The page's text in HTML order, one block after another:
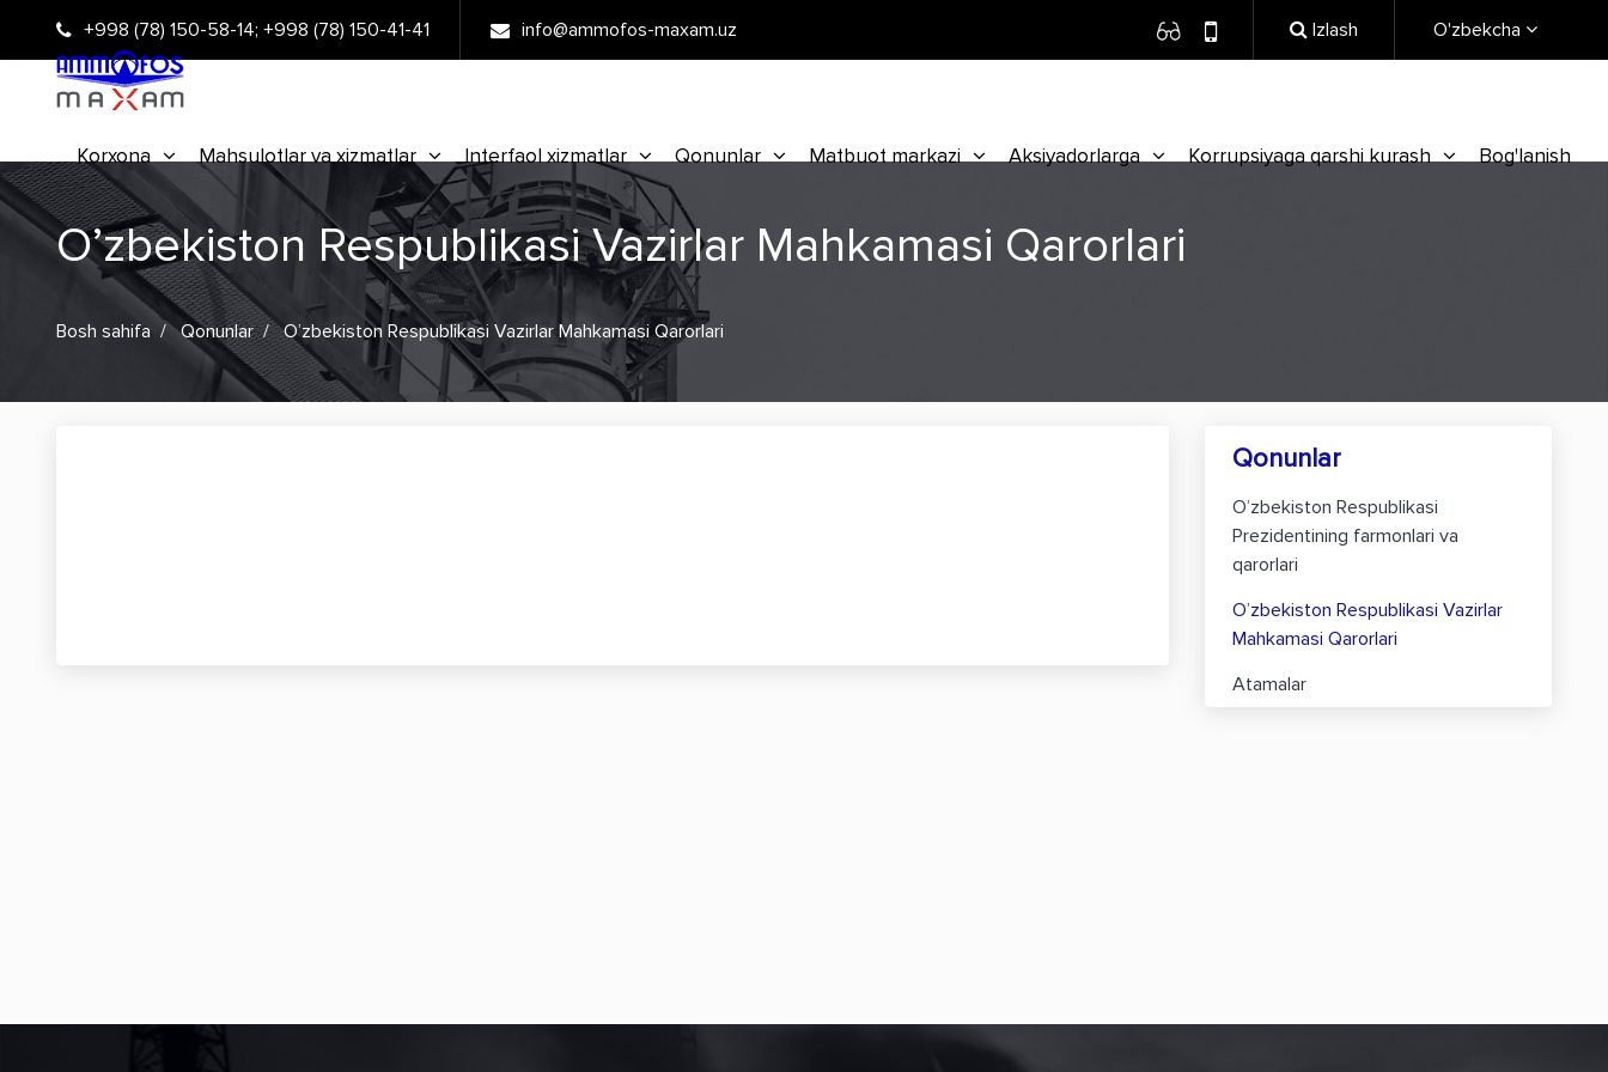
+998 (78) 150-58-14; +998 (78) 150-41-41 info@ammofos-maxam.uz Izlash O'zbekcha
Korxona Mahsulotlar va xizmatlar Interfaol xizmatlar Qonunlar Matbuot markazi Aksiyadorlarga Korrupsiyaga qarshi kurash Bog'lanish
O’zbekiston Respublikasi Vazirlar Mahkamasi Qarorlari
Bosh sahifa Qonunlar O’zbekiston Respublikasi Vazirlar Mahkamasi Qarorlari
Qonunlar
O’zbekiston Respublikasi
Prezidentining farmonlari va
qarorlari
O’zbekiston Respublikasi Vazirlar
Mahkamasi Qarorlari
Atamalar